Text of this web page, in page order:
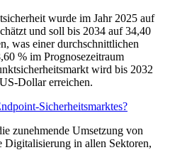
wurde im Jahr 2025 auf
und soll bis 2034 auf 34,40
was einer durchschnittlichen
% im Prognosezeitraum
wird bis 2032
Dollar erreichen.
Sicherheitsmarktes?
zunehmende Umsetzung von
in allen Sektoren,